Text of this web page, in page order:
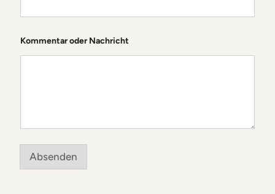
m
e
n
t
Kommentar oder Nachricht
Absenden